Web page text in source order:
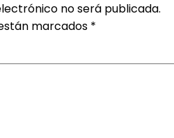
no será publicada.
marcados *